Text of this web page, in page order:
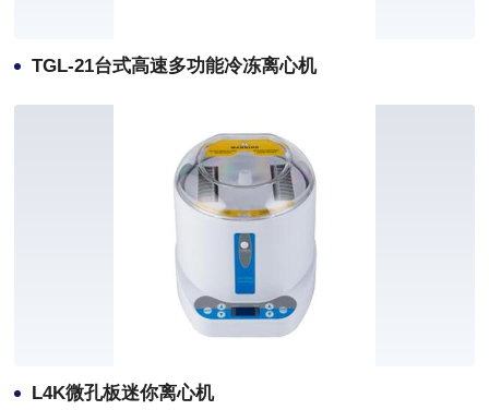
TGL-21台式高速多功能冷冻离心机
L4K微孔板迷你离心机